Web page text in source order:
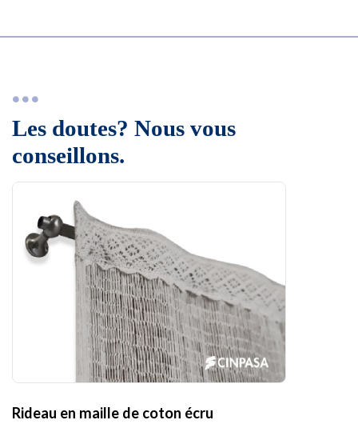
Les doutes? Nous vous
conseillons.
Rideau en maille de coton écru